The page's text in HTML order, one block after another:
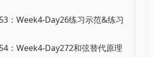
：Week4-Day26练习示范&练习
：Week4-Day272和弦替代原理